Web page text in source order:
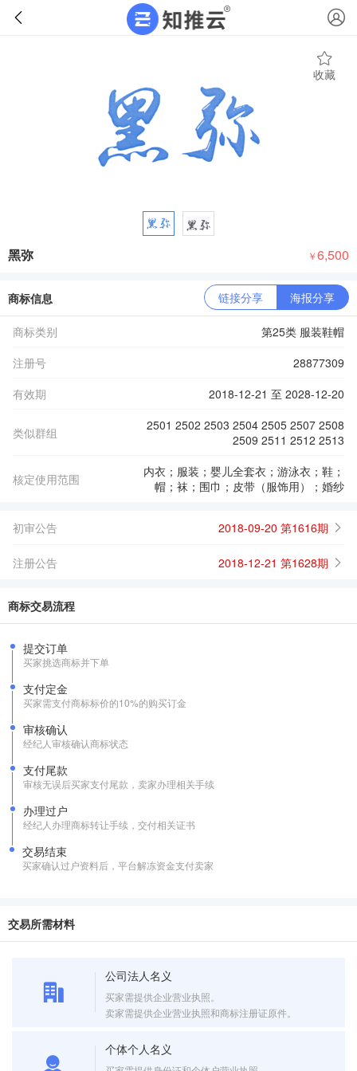
收藏
黑弥 ￥6,500
商标信息 链接分享 海报分享
商标类别
第25类 服装鞋帽
注册号
28877309
有效期
2018-12-21 至 2028-12-20
类似群组
2501 2502 2503 2504 2505 2507 2508
2509 2511 2512 2513
核定使用范围
内衣；服装；婴儿全套衣；游泳衣；鞋；
帽；袜；围巾；皮带（服饰用）；婚纱
初审公告 2018-09-20 第1616期
注册公告 2018-12-21 第1628期
商标交易流程
提交订单
买家挑选商标并下单
支付定金
买家需支付商标标价的10%的购买订金
审核确认
经纪人审核确认商标状态
支付尾款
审核无误后买家支付尾款，卖家办理相关手续
办理过户
经纪人办理商标转让手续，交付相关证书
交易结束
买家确认过户资料后，平台解冻资金支付卖家
交易所需材料
公司法人名义
买家需提供企业营业执照。
卖家需提供企业营业执照和商标注册证原件。
个体个人名义